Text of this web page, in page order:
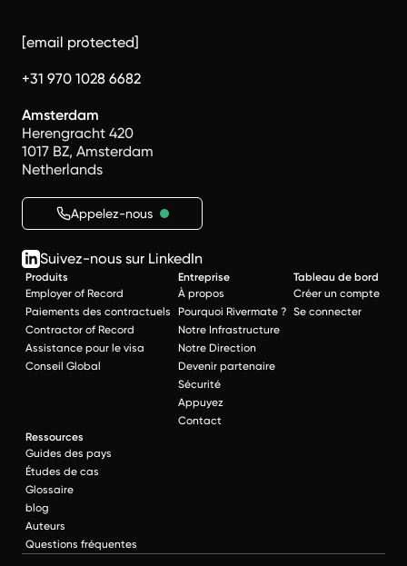
[email protected]
+31 970 1028 6682
Amsterdam
Herengracht 420
1017 BZ, Amsterdam
Netherlands
Appelez-nous
Suivez-nous sur LinkedIn
Produits
Employer of Record
Paiements des contractuels
Contractor of Record
Assistance pour le visa
Conseil Global
Entreprise
À propos
Pourquoi Rivermate ?
Notre Infrastructure
Notre Direction
Devenir partenaire
Sécurité
Appuyez
Contact
Tableau de bord
Créer un compte
Se connecter
Ressources
Guides des pays
Études de cas
Glossaire
blog
Auteurs
Questions fréquentes